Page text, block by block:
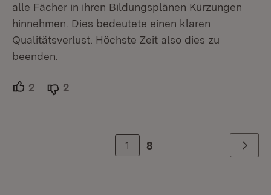
alle Fächer in ihren Bildungsplänen Kürzungen
hinnehmen. Dies bedeutete einen klaren
Qualitätsverlust. Höchste Zeit also dies zu
beenden.
2 Unterstützer.
2
1 8 Weiter